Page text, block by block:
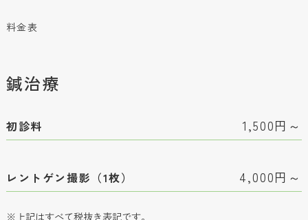
料金表
鍼治療
初診料 1,500円～
レントゲン撮影（1枚） 4,000円～
※上記はすべて税抜き表記です。